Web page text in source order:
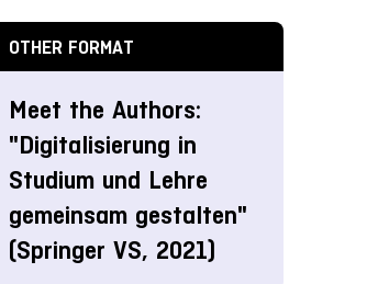
OTHER FORMAT
Meet the Authors:
"Digitalisierung in
Studium und Lehre
gemeinsam gestalten"
(Springer VS, 2021)